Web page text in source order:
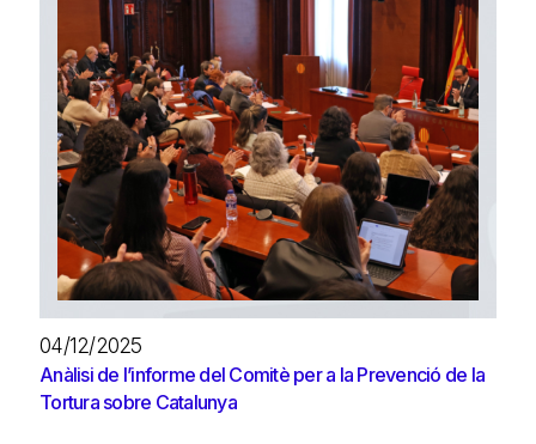
04/12/2025
Anàlisi de l’informe del Comitè per a la Prevenció de la
Tortura sobre Catalunya